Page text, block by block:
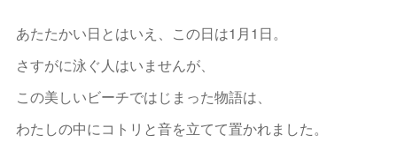
あたたかい日とはいえ、この日は1月1日。
さすがに泳ぐ人はいませんが、
この美しいビーチではじまった物語は、
わたしの中にコトリと音を立てて置かれました。